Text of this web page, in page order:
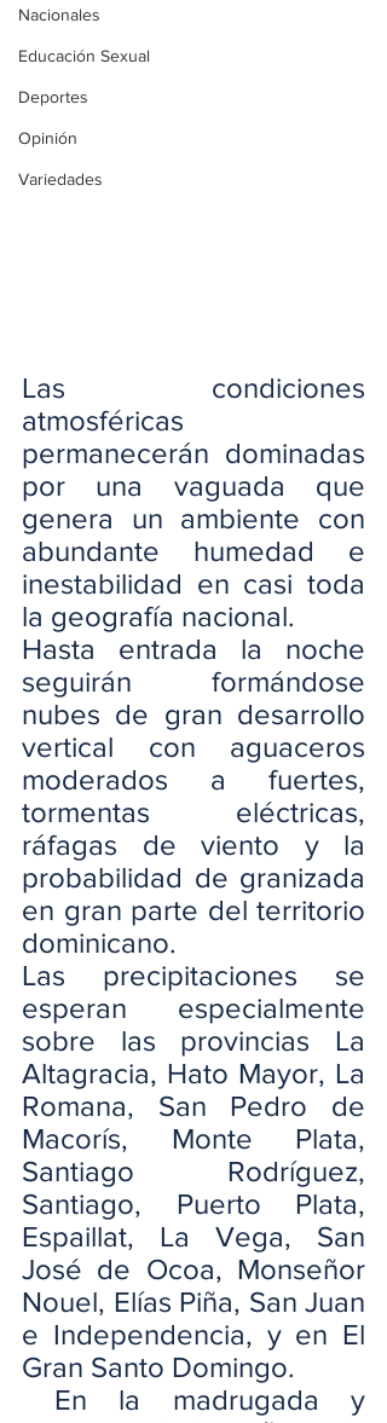
Nacionales
Educación Sexual
Deportes
Opinión
Variedades
Las condiciones
atmosféricas
permanecerán dominadas
por una vaguada que
genera un ambiente con
abundante humedad e
inestabilidad en casi toda
la geografía nacional.
Hasta entrada la noche
seguirán formándose
nubes de gran desarrollo
vertical con aguaceros
moderados a fuertes,
tormentas eléctricas,
ráfagas de viento y la
probabilidad de granizada
en gran parte del territorio
dominicano.
Las precipitaciones se
esperan especialmente
sobre las provincias La
Altagracia, Hato Mayor, La
Romana, San Pedro de
Macorís, Monte Plata,
Santiago Rodríguez,
Santiago, Puerto Plata,
Espaillat, La Vega, San
José de Ocoa, Monseñor
Nouel, Elías Piña, San Juan
e Independencia, y en El
Gran Santo Domingo.
En la madrugada y